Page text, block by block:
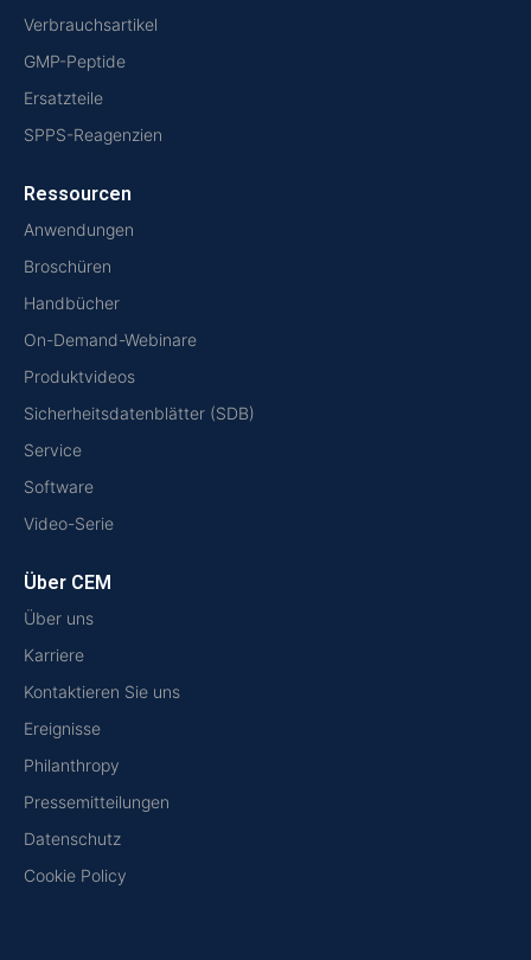
Verbrauchsartikel
GMP-Peptide
Ersatzteile
SPPS-Reagenzien
Ressourcen
Anwendungen
Broschüren
Handbücher
On-Demand-Webinare
Produktvideos
Sicherheitsdatenblätter (SDB)
Service
Software
Video-Serie
Über CEM
Über uns
Karriere
Kontaktieren Sie uns
Ereignisse
Philanthropy
Pressemitteilungen
Datenschutz
Cookie Policy